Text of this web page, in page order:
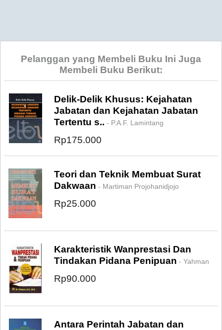
Pelanggan yang Membeli Buku Ini Juga
Membeli Buku Berikut:
Delik-Delik Khusus: Kejahatan
Jabatan dan Kejahatan Jabatan
Tertentu s.. - P.A.F. Lamintang
Rp175.000
Teori dan Teknik Membuat Surat
Dakwaan - Martiman Projohanidjojo
Rp25.000
Karakteristik Wanprestasi Dan
Tindakan Pidana Penipuan - Yahman
Rp90.000
Antara Perintah Jabatan dan